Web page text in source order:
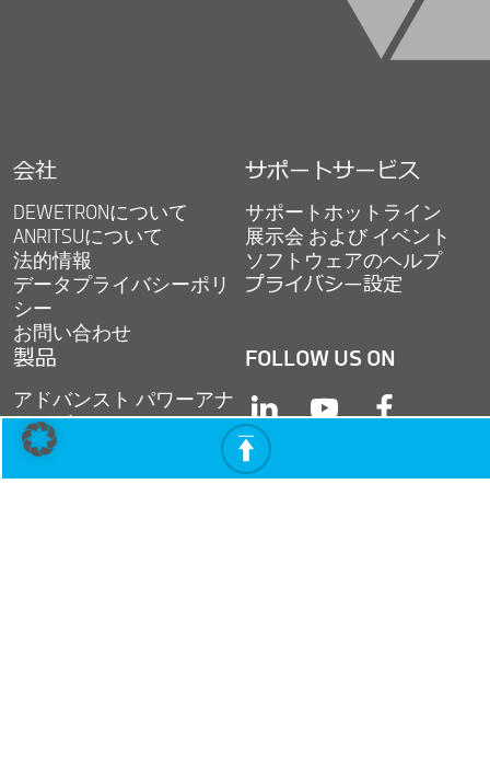
会社
DEWETRONについて
ANRITSUについて
法的情報
データプライバシーポリ
シー
お問い合わせ
サポートサービス
サポートホットライン
展示会 および イベント
ソフトウェアのヘルプ
プライバシー設定
製品
アドバンスト パワーアナ
ライザ
多チャネル計測システム
FOLLOW US ON
linkedinyoutubefacebook
instagram